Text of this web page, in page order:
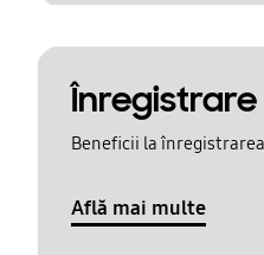
Beneficii la
Află mai multe